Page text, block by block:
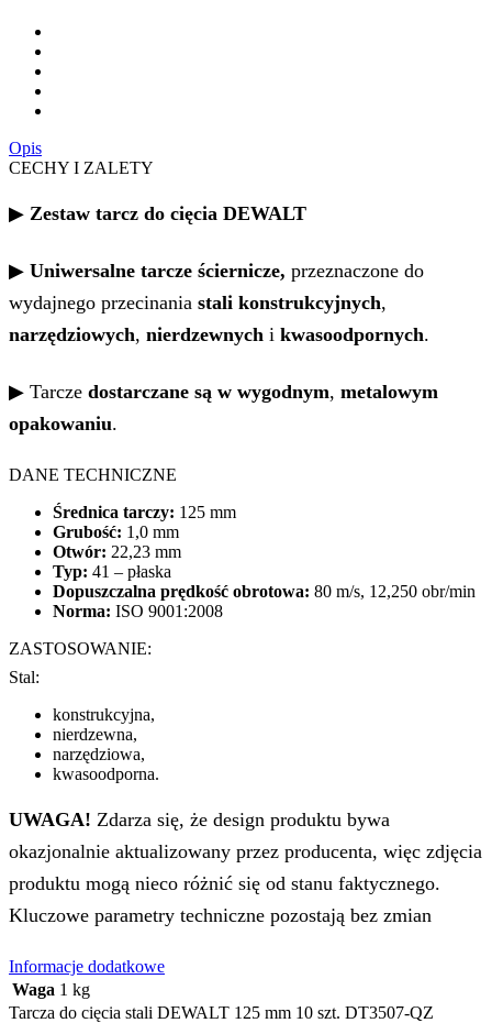
Opis
CECHY I ZALETY
▶ Zestaw tarcz do cięcia DEWALT
▶ Uniwersalne tarcze ściernicze, przeznaczone do
wydajnego przecinania stali konstrukcyjnych,
narzędziowych, nierdzewnych i kwasoodpornych.
▶ Tarcze dostarczane są w wygodnym, metalowym
opakowaniu.
DANE TECHNICZNE
Średnica tarczy: 125 mm
Grubość: 1,0 mm
Otwór: 22,23 mm
Typ: 41 – płaska
Dopuszczalna prędkość obrotowa: 80 m/s, 12,250 obr/min
Norma: ISO 9001:2008
ZASTOSOWANIE:
Stal:
konstrukcyjna,
nierdzewna,
narzędziowa,
kwasoodporna.
UWAGA! Zdarza się, że design produktu bywa
okazjonalnie aktualizowany przez producenta, więc zdjęcia
produktu mogą nieco różnić się od stanu faktycznego.
Kluczowe parametry techniczne pozostają bez zmian
Informacje dodatkowe
Waga 1 kg
Tarcza do cięcia stali DEWALT 125 mm 10 szt. DT3507-QZ